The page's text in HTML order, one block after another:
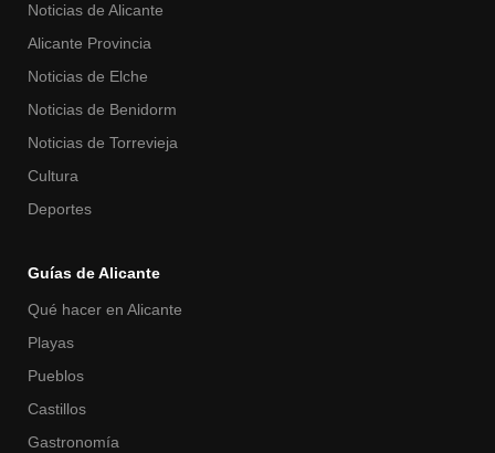
Noticias de Alicante
Alicante Provincia
Noticias de Elche
Noticias de Benidorm
Noticias de Torrevieja
Cultura
Deportes
Guías de Alicante
Qué hacer en Alicante
Playas
Pueblos
Castillos
Gastronomía